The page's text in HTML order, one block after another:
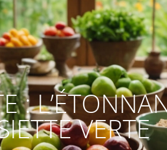
:
VERTE